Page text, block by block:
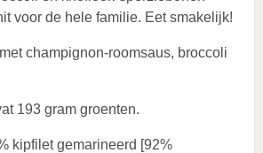
voor de hele familie. Eet smakelijk!
champignon-roomsaus, broccoli
193 gram groenten.
kipfilet gemarineerd [92%